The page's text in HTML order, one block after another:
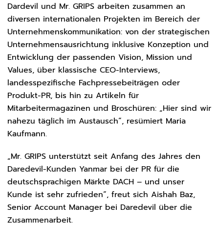
Dardevil und Mr. GRIPS arbeiten zusammen an
diversen internationalen Projekten im Bereich der
Unternehmenskommunikation: von der strategischen
Unternehmensausrichtung inklusive Konzeption und
Entwicklung der passenden Vision, Mission und
Values, über klassische CEO-Interviews,
landesspezifische Fachpressebeiträgen oder
Produkt-PR, bis hin zu Artikeln für
Mitarbeitermagazinen und Broschüren: „Hier sind wir
nahezu täglich im Austausch“, resümiert Maria
Kaufmann.
„Mr. GRIPS unterstützt seit Anfang des Jahres den
Daredevil-Kunden Yanmar bei der PR für die
deutschsprachigen Märkte DACH – und unser
Kunde ist sehr zufrieden“, freut sich Aishah Baz,
Senior Account Manager bei Daredevil über die
Zusammenarbeit.